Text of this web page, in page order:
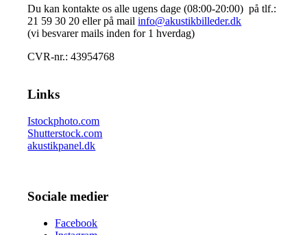
Du kan kontakte os alle ugens dage (08:00-20:00) på tlf.:
21 59 30 20 eller på mailinfo@akustikbilleder.dk
(vi besvarer mails inden for 1 hverdag)
CVR-nr.: 43954768
Links
Istockphoto.com
Shutterstock.com
akustikpanel.dk
Sociale medier
Facebook